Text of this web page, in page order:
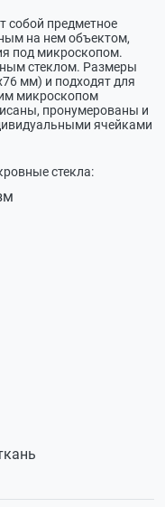
собой предметное
на нем объектом,
под микроскопом.
стеклом. Размеры
мм) и подходят для
микроскопом
пронумерованы и
ячейками
стекла: